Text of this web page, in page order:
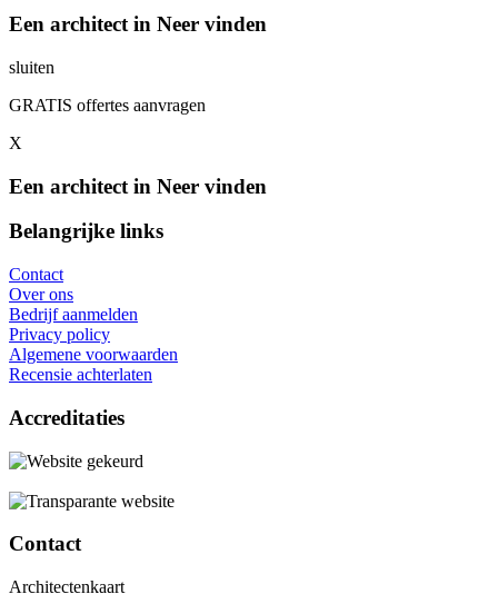
Een architect in Neer vinden
sluiten
GRATIS offertes aanvragen
X
Een architect in Neer vinden
Belangrijke links
Contact
Over ons
Bedrijf aanmelden
Privacy policy
Algemene voorwaarden
Recensie achterlaten
Accreditaties
Contact
Architectenkaart